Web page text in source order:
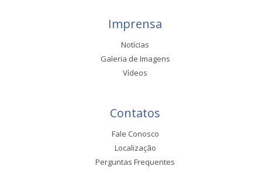
Imprensa
Notícias
Galeria de Imagens
Vídeos
Contatos
Fale Conosco
Localização
Perguntas Frequentes